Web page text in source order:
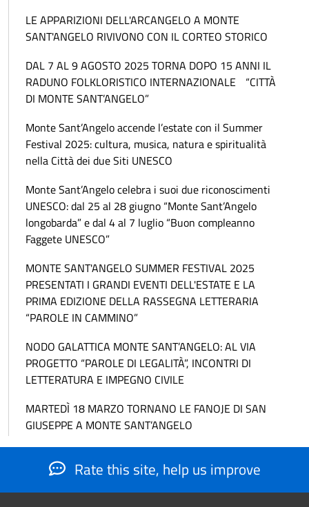
LE APPARIZIONI DELL'ARCANGELO A MONTE
SANT'ANGELO RIVIVONO CON IL CORTEO STORICO
DAL 7 AL 9 AGOSTO 2025 TORNA DOPO 15 ANNI IL
RADUNO FOLKLORISTICO INTERNAZIONALE “CITTÀ
DI MONTE SANT’ANGELO”
Monte Sant’Angelo accende l’estate con il Summer
Festival 2025: cultura, musica, natura e spiritualità
nella Città dei due Siti UNESCO
Monte Sant’Angelo celebra i suoi due riconoscimenti
UNESCO: dal 25 al 28 giugno “Monte Sant’Angelo
longobarda” e dal 4 al 7 luglio “Buon compleanno
Faggete UNESCO”
MONTE SANT'ANGELO SUMMER FESTIVAL 2025
PRESENTATI I GRANDI EVENTI DELL'ESTATE E LA
PRIMA EDIZIONE DELLA RASSEGNA LETTERARIA
“PAROLE IN CAMMINO”
NODO GALATTICA MONTE SANT’ANGELO: AL VIA
PROGETTO “PAROLE DI LEGALITÀ”, INCONTRI DI
LETTERATURA E IMPEGNO CIVILE
MARTEDÌ 18 MARZO TORNANO LE FANOJE DI SAN
GIUSEPPE A MONTE SANT’ANGELO
Rate this site, help us improve